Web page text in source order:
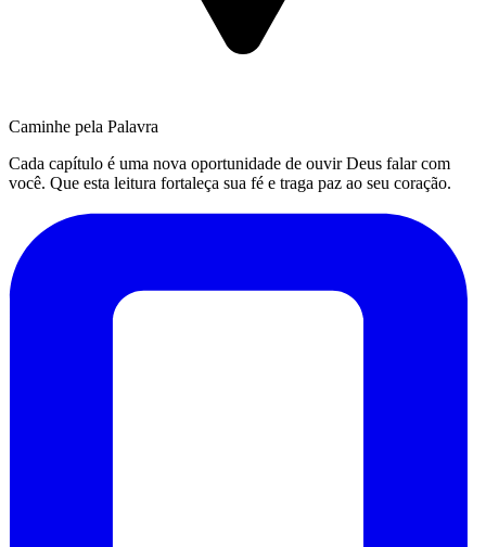
Caminhe pela Palavra
Cada capítulo é uma nova oportunidade de ouvir Deus falar com
você. Que esta leitura fortaleça sua fé e traga paz ao seu coração.